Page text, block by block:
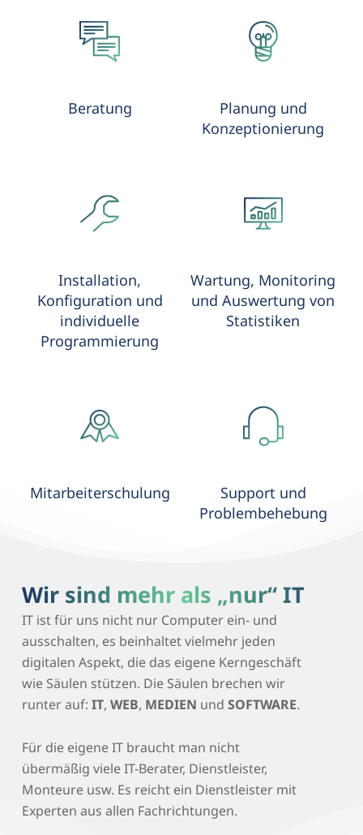
Beratung
Planung und
Konzeptionierung
Installation,
Konfiguration und
individuelle
Programmierung
Wartung, Monitoring
und Auswertung von
Statistiken
Mitarbeiterschulung
Support und
Problembehebung
Wir sind mehr als „nur“ IT
IT ist für uns nicht nur Computer ein- und
ausschalten, es beinhaltet vielmehr jeden
digitalen Aspekt, die das eigene Kerngeschäft
wie Säulen stützen. Die Säulen brechen wir
runter auf:IT,WEB, MEDIEN undSOFTWARE.
Für die eigene IT braucht man nicht
übermäßig viele IT-Berater, Dienstleister,
Monteure usw. Es reicht ein Dienstleister mit
Experten aus allen Fachrichtungen.